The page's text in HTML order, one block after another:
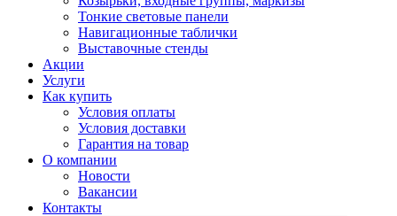
Тонкие световые панели
Навигационные таблички
Выставочные стенды
Акции
Услуги
Как купить
Условия оплаты
Условия доставки
Гарантия на товар
О компании
Новости
Вакансии
Контакты